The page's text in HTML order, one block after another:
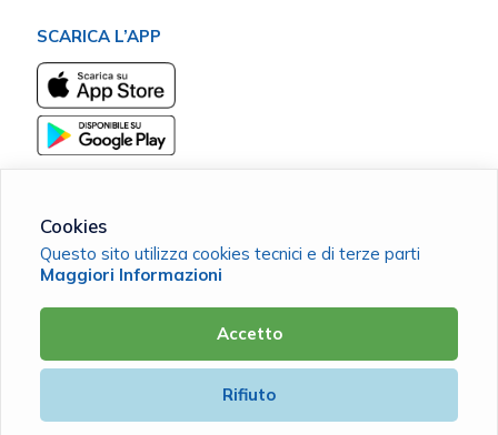
SCARICA L’APP
Mutua Mediocrati Sant'Umile ETS
C.F. 98142690787 |Cookie Policy
Powered by
Cookies
Questo sito utilizza cookies tecnici e di terze parti
Maggiori Informazioni
Accetto
Rifiuto